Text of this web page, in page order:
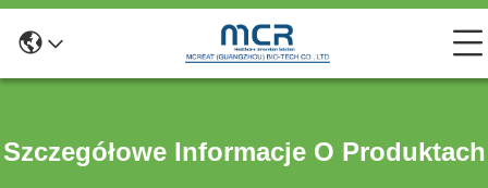
Szczegółowe Informacje O Produktach